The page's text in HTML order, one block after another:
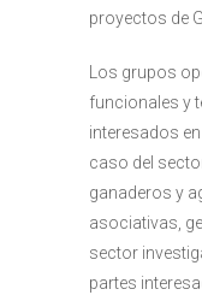
proyectos de
Los grupos
funcionales y
interesados
caso del
ganaderos y
asociativas,
sector
partes